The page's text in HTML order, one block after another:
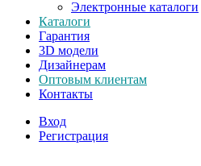
Электронные каталоги
Каталоги
Гарантия
3D модели
Дизайнерам
Оптовым клиентам
Контакты
Вход
Регистрация